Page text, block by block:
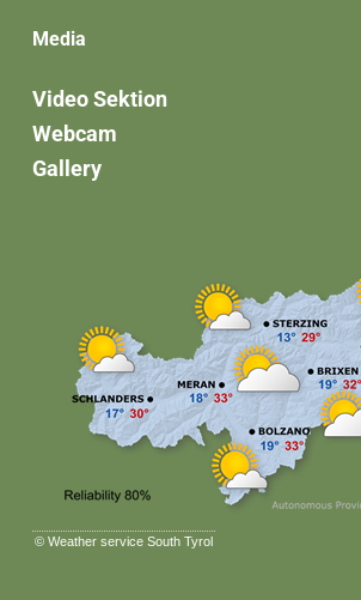
Media
Video Sektion
Webcam
Gallery
© Weather service South Tyrol